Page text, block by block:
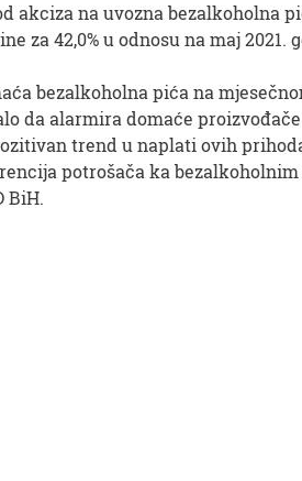
akciza na uvozna bezalkoholna
za 42,0% u odnosu na maj
bezalkoholna pića na
da alarmira domaće
trend u naplati ovih
potrošača ka
BiH.